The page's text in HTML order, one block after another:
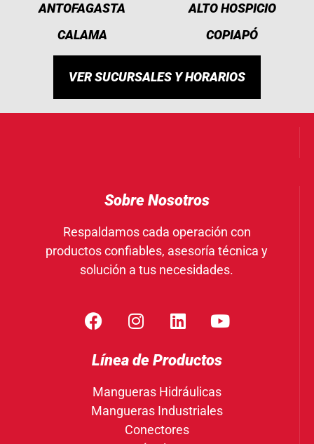
ANTOFAGASTA
ALTO HOSPICIO
CALAMA
COPIAPÓ
VER SUCURSALES Y HORARIOS
Sobre Nosotros
Respaldamos cada operación con
productos confiables, asesoría técnica y
solución a tus necesidades.
Línea de Productos
Mangueras Hidráulicas
Mangueras Industriales
Conectores